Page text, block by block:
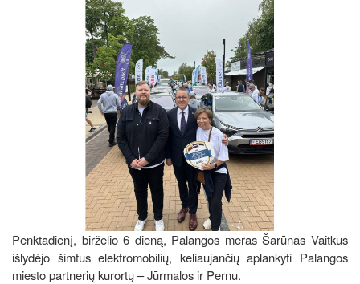
Penktadienį, birželio 6 dieną, Palangos meras Šarūnas Vaitkus
išlydėjo šimtus elektromobilių, keliaujančių aplankyti Palangos
miesto partnerių kurortų – Jūrmalos ir Pernu.